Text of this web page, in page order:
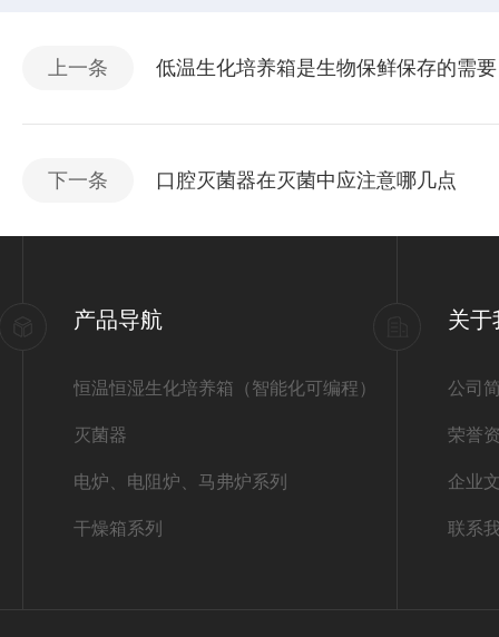
上一条 低温生化培养箱是生物保鲜保存的需要
下一条 口腔灭菌器在灭菌中应注意哪几点
产品导航
恒温恒湿生化培养箱（智能化可编程）
灭菌器
电炉、电阻炉、马弗炉系列
干燥箱系列
关于
公司
荣誉
企业
联系